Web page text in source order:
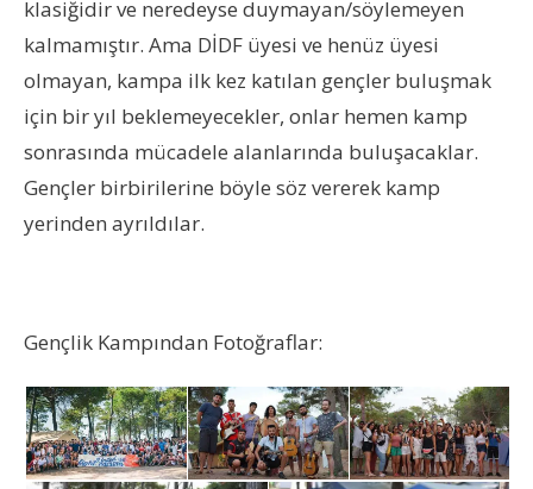
klasiğidir ve neredeyse duymayan/söylemeyen
kalmamıştır. Ama DİDF üyesi ve henüz üyesi
olmayan, kampa ilk kez katılan gençler buluşmak
için bir yıl beklemeyecekler, onlar hemen kamp
sonrasında mücadele alanlarında buluşacaklar.
Gençler birbirilerine böyle söz vererek kamp
yerinden ayrıldılar.
Gençlik Kampından Fotoğraflar: